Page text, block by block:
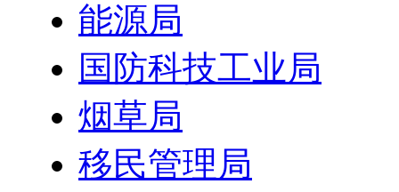
能源局
国防科技工业局
烟草局
移民管理局